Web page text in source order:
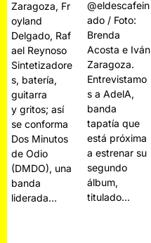
Zaragoza, Fr
oyland
Delgado, Raf
ael Reynoso
Sintetizadore
s, batería,
guitarra
y gritos; así
se conforma
Dos Minutos
de Odio
(DMDO), una
banda
liderada…
@eldescafein
ado / Foto:
Brenda
Acosta e Iván
Zaragoza.
Entrevistamo
s a AdelA,
banda
tapatía que
está próxima
a estrenar su
segundo
álbum,
titulado…